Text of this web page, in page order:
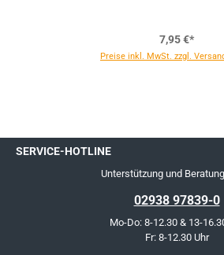
7,95 €*
Preise inkl. MwSt. zzgl.
SERVICE-HOTLINE
Unterstützung und
02938 97839-0
Mo-Do: 8-12.30 & 13-
Fr: 8-12.30 Uhr